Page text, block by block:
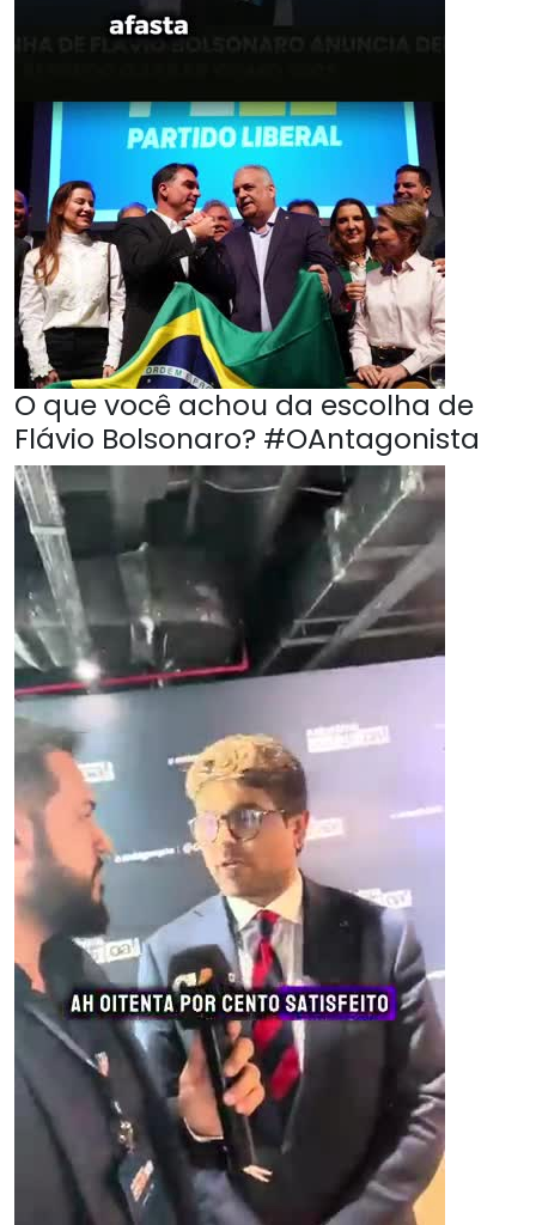
O que você achou da escolha de
Flávio Bolsonaro? #OAntagonista